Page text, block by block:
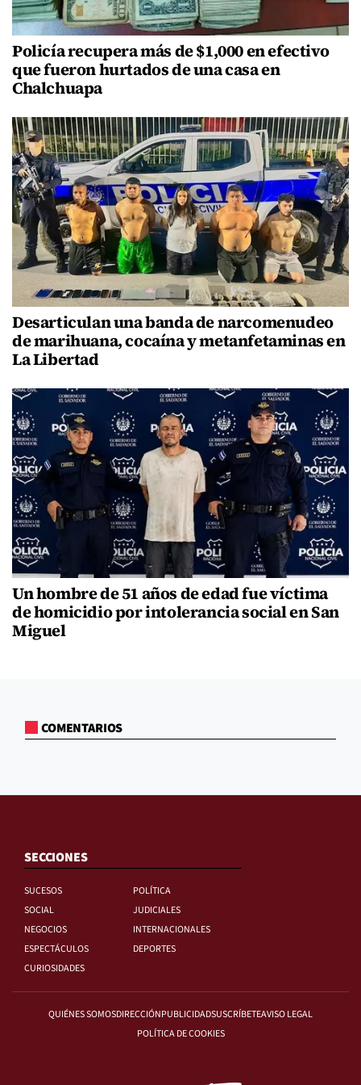
Policía recupera más de $1,000 en efectivo
que fueron hurtados de una casa en
Chalchuapa
Desarticulan una banda de narcomenudeo
de marihuana, cocaína y metanfetaminas en
La Libertad
Un hombre de 51 años de edad fue víctima
de homicidio por intolerancia social en San
Miguel
COMENTARIOS
SECCIONES
SUCESOS
POLÍTICA
SOCIAL
JUDICIALES
NEGOCIOS
INTERNACIONALES
ESPECTÁCULOS
DEPORTES
CURIOSIDADES
QUIÉNES SOMOSDIRECCIÓNPUBLICIDADSUSCRÍBETEAVISO LEGAL
POLÍTICA DE COOKIES